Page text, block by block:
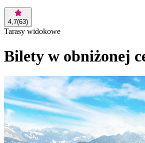
4,7(63)
Tarasy widokowe
Bilety w obniżonej